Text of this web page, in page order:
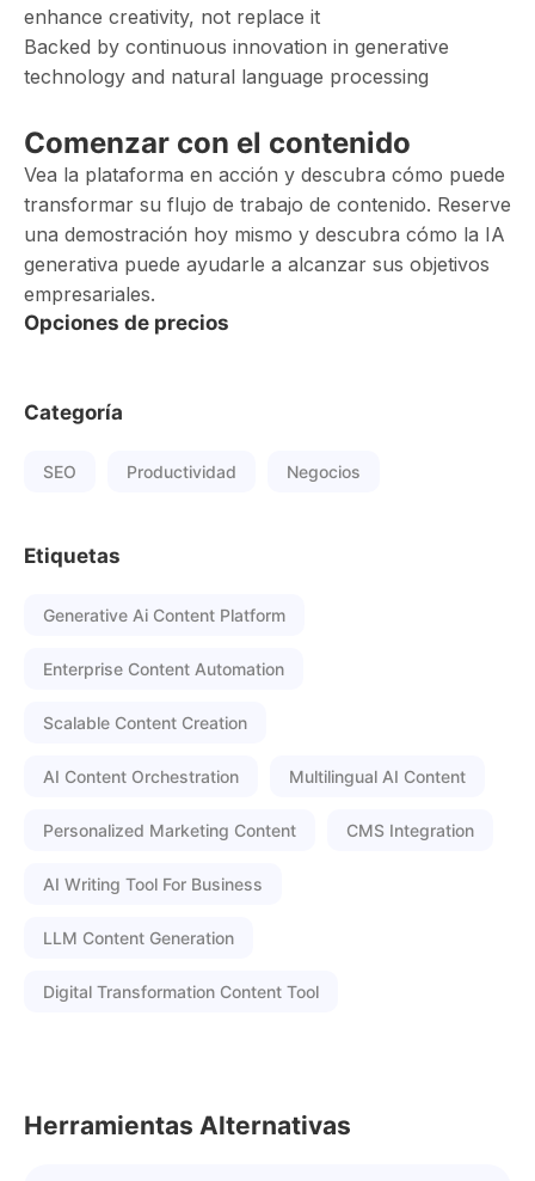
enhance creativity, not replace it
Backed by continuous innovation in generative
technology and natural language processing
Comenzar con el contenido
Vea la plataforma en acción y descubra cómo puede
transformar su flujo de trabajo de contenido. Reserve
una demostración hoy mismo y descubra cómo la IA
generativa puede ayudarle a alcanzar sus objetivos
empresariales.
Opciones de precios
Categoría
SEO Productividad Negocios
Etiquetas
Generative Ai Content Platform
Enterprise Content Automation
Scalable Content Creation
AI Content Orchestration Multilingual AI Content
Personalized Marketing Content CMS Integration
AI Writing Tool For Business
LLM Content Generation
Digital Transformation Content Tool
Herramientas Alternativas